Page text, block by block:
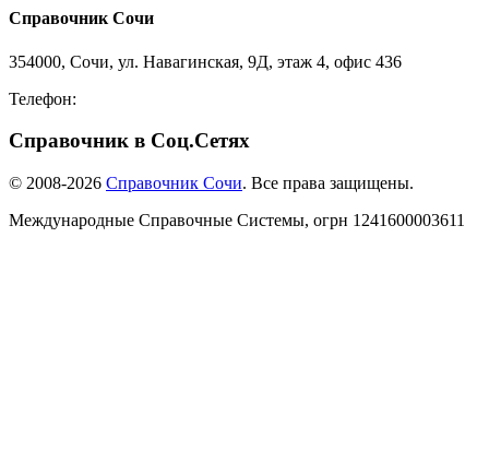
Справочник Сочи
354000, Сочи, ул. Навагинская, 9Д, этаж 4, офис 436
Телефон:
Справочник в Соц.Сетях
© 2008-2026 Справочник Сочи. Все права защищены.
Международные Справочные Системы, огрн 1241600003611